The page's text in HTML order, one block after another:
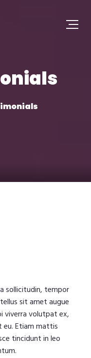
sollicitudin, tempor
sit amet augue
viverra volutpat ex,
Etiam mattis
tincidunt in leo